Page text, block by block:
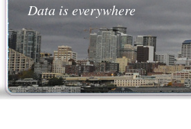
Data is everywhere